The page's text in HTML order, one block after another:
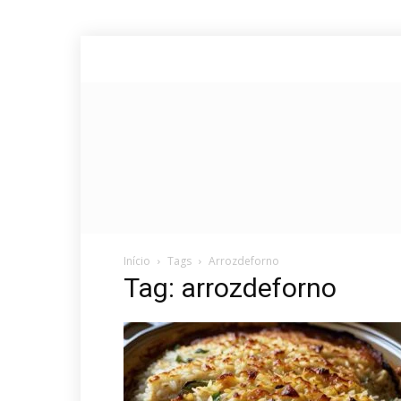
Início Tags Arrozdeforno
Tag: arrozdeforno